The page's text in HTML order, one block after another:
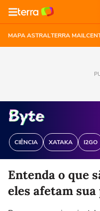
MAPA ASTRALTERRA MAIL
CIÊNCIA XATAKA I2GO
Entenda o que
eles afetam